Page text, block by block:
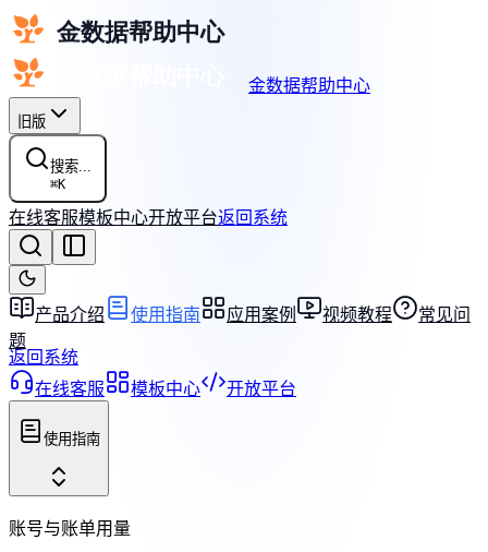
金数据帮助中心
旧版
搜索...
⌘K
在线客服模板中心开放平台返回系统
产品介绍 使用指南 应用案例 视频教程
常见问
题
返回系统
在线客服
模板中心 开放平台
使用指南
账号与账单用量